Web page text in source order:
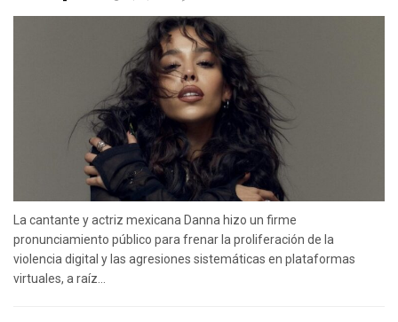
La cantante y actriz mexicana Danna hizo un firme
pronunciamiento público para frenar la proliferación de la
violencia digital y las agresiones sistemáticas en plataformas
virtuales, a raíz...